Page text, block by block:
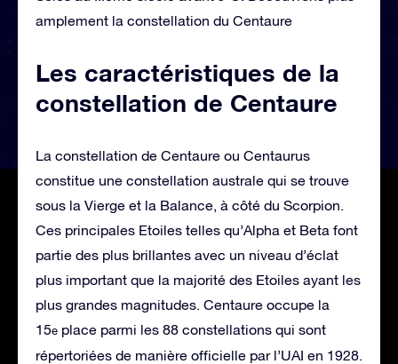
amplement la constellation du Centaure
Les caractéristiques de la
constellation de Centaure
La constellation de Centaure ou Centaurus
constitue une constellation australe qui se trouve
sous la Vierge et la Balance, à côté du Scorpion.
Ces principales Etoiles telles qu’Alpha et Beta font
partie des plus brillantes avec un niveau d’éclat
plus important que la majorité des Etoiles ayant les
plus grandes magnitudes. Centaure occupe la
15e place parmi les 88 constellations qui sont
répertoriées de manière officielle par l’UAI en 1928.